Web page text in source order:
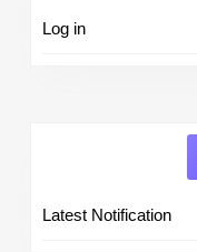
Log in
Latest Notification